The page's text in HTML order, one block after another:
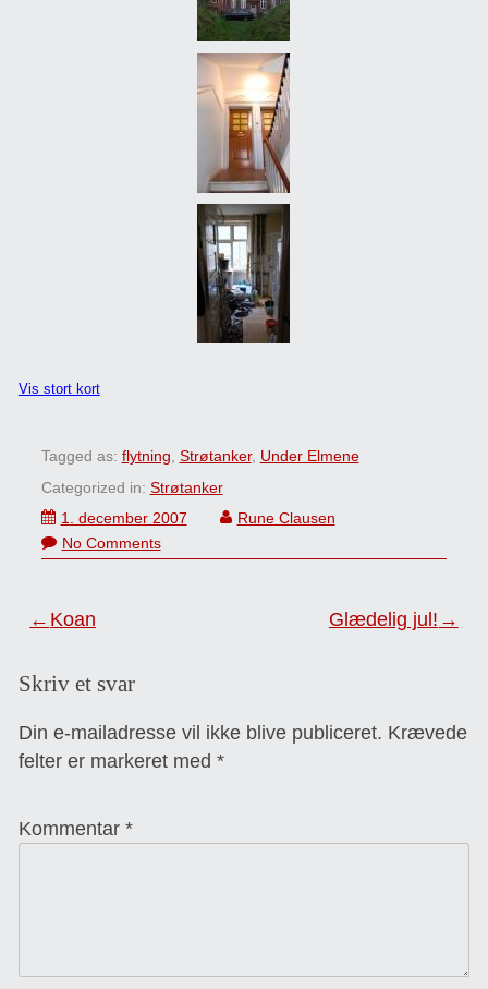
Vis stort kort
Tagged as: flytning Strøtanker, Under Elmene
Categorized in: Strøtanker
1. december 2007
Rune Clausen
No Comments
Indlægsnavigation
Koan Glædelig jul!
Skriv et svar
Din e-mailadresse vil ikke blive publiceret. Krævede
felter er markeret med *
Kommentar *